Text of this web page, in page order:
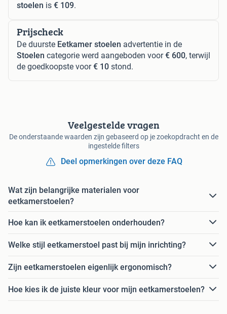
stoelen is € 109.
Prijscheck
De duurste Eetkamer stoelen advertentie in de
Stoelen categorie werd aangeboden voor€ 600, terwijl
de goedkoopste voor€ 10 stond.
Veelgestelde vragen
De onderstaande waarden zijn gebaseerd op je zoekopdracht en de
ingestelde filters
Deel opmerkingen over deze FAQ
Wat zijn belangrijke materialen voor
eetkamerstoelen?
Hoe kan ik eetkamerstoelen onderhouden?
Welke stijl eetkamerstoel past bij mijn inrichting?
Zijn eetkamerstoelen eigenlijk ergonomisch?
Hoe kies ik de juiste kleur voor mijn eetkamerstoelen?